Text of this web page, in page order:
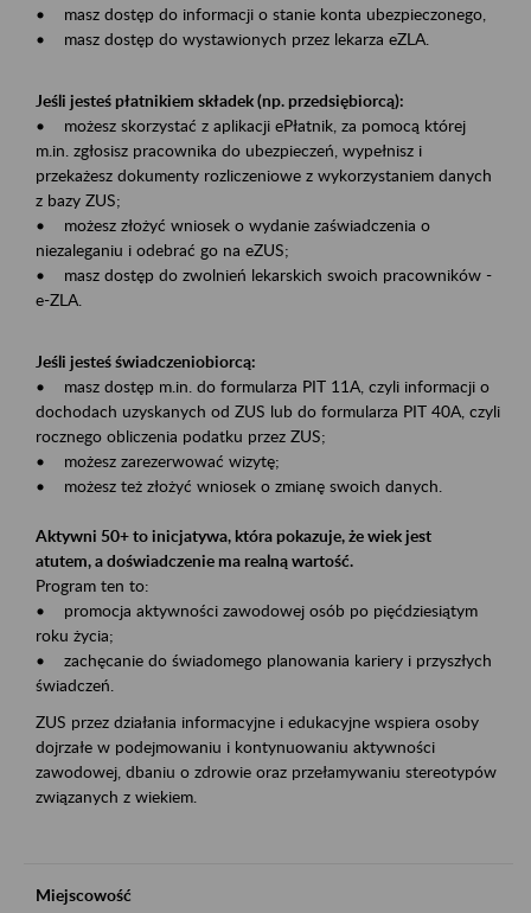
• masz dostęp do informacji o stanie konta ubezpieczonego,
• masz dostęp do wystawionych przez lekarza eZLA.
Jeśli jesteś płatnikiem składek (np. przedsiębiorcą):
• możesz skorzystać z aplikacji ePłatnik, za pomocą której
m.in. zgłosisz pracownika do ubezpieczeń, wypełnisz i
przekażesz dokumenty rozliczeniowe z wykorzystaniem danych
z bazy ZUS;
• możesz złożyć wniosek o wydanie zaświadczenia o
niezaleganiu i odebrać go na eZUS;
• masz dostęp do zwolnień lekarskich swoich pracowników -
e-ZLA.
Jeśli jesteś świadczeniobiorcą:
• masz dostęp m.in. do formularza PIT 11A, czyli informacji o
dochodach uzyskanych od ZUS lub do formularza PIT 40A, czyli
rocznego obliczenia podatku przez ZUS;
• możesz zarezerwować wizytę;
• możesz też złożyć wniosek o zmianę swoich danych.
Aktywni 50+ to inicjatywa, która pokazuje, że wiek jest
atutem, a doświadczenie ma realną wartość.
Program ten to:
• promocja aktywności zawodowej osób po pięćdziesiątym
roku życia;
• zachęcanie do świadomego planowania kariery i przyszłych
świadczeń.
ZUS przez działania informacyjne i edukacyjne wspiera osoby
dojrzałe w podejmowaniu i kontynuowaniu aktywności
zawodowej, dbaniu o zdrowie oraz przełamywaniu stereotypów
związanych z wiekiem.
Miejscowość